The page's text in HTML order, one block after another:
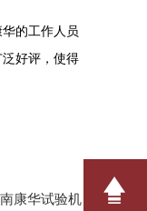
的工作人员
好评，使得
康华试验机